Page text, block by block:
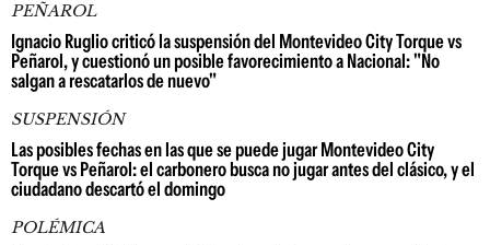
PEÑAROL
Ignacio Ruglio criticó la suspensión del Montevideo City Torque vs
Peñarol, y cuestionó un posible favorecimiento a Nacional: "No
salgan a rescatarlos de nuevo"
SUSPENSIÓN
Las posibles fechas en las que se puede jugar Montevideo City
Torque vs Peñarol: el carbonero busca no jugar antes del clásico, y el
ciudadano descartó el domingo
POLÉMICA